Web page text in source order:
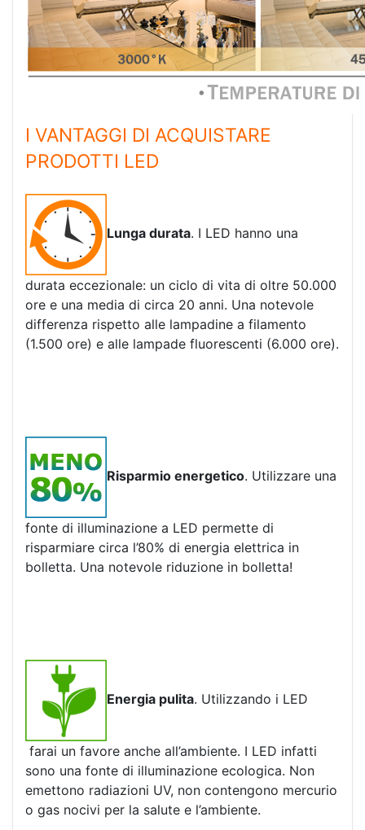
I VANTAGGI DI ACQUISTARE
PRODOTTI LED
Lunga durata. I LED hanno una
durata eccezionale: un ciclo di vita di oltre 50.000
ore e una media di circa 20 anni. Una notevole
differenza rispetto alle lampadine a filamento
(1.500 ore) e alle lampade fluorescenti (6.000 ore).
Risparmio energetico. Utilizzare una
fonte di illuminazione a LED permette di
risparmiare circa l’80% di energia elettrica in
bolletta. Una notevole riduzione in bolletta!
Energia pulita. Utilizzando i LED
farai un favore anche all’ambiente. I LED infatti
sono una fonte di illuminazione ecologica. Non
emettono radiazioni UV, non contengono mercurio
o gas nocivi per la salute e l’ambiente.